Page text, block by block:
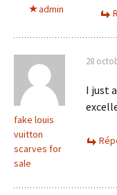
admin
fake louis
vuitton
scarves for
sale
28
I just